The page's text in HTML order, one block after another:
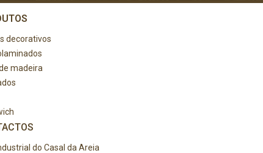
decorativos
madeira
do Casal da Areia